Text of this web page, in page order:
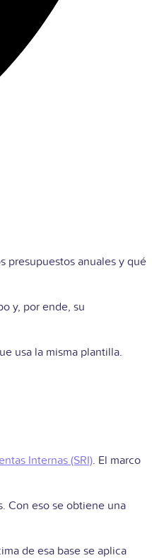
presupuestos anuales y qué
y, por ende, su
usa la misma plantilla.
Internas (SRI). El marco
Con eso se obtiene una
de esa base se aplica